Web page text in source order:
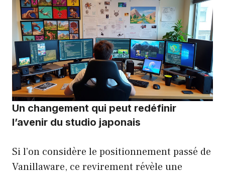
Un changement qui peut redéfinir
l’avenir du studio japonais
Si l’on considère le positionnement passé de
Vanillaware, ce revirement révèle une